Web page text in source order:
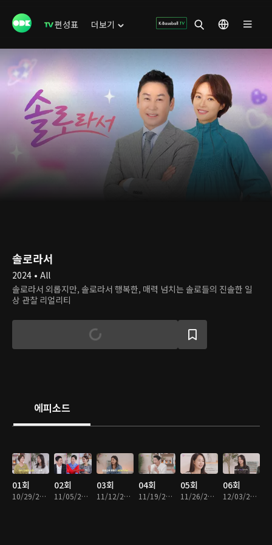
편성표 더보기
솔로라서
2024 • All
솔로라서 외롭지만, 솔로라서 행복한, 매력 넘치는 솔로들의 진솔한 일
상 관찰 리얼리티
에피소드
01회
10/29/2024 • 1시간 42분
02회
11/05/2024 • 1시간 37분
03회
11/12/2024 • 1시간 31분
04회
11/19/2024 • 1시간 30분
05회
11/26/2024 • 1시간 38분
06회
12/03/2024 • 1시간 32분